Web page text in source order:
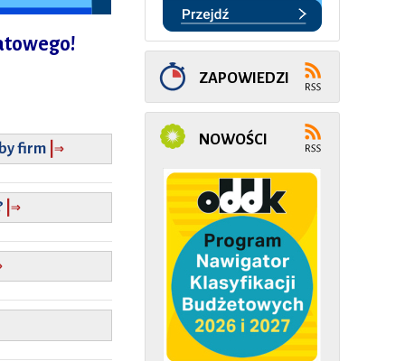
firm ⇒
⇒
ZAPOWIEDZI
NOWOŚCI